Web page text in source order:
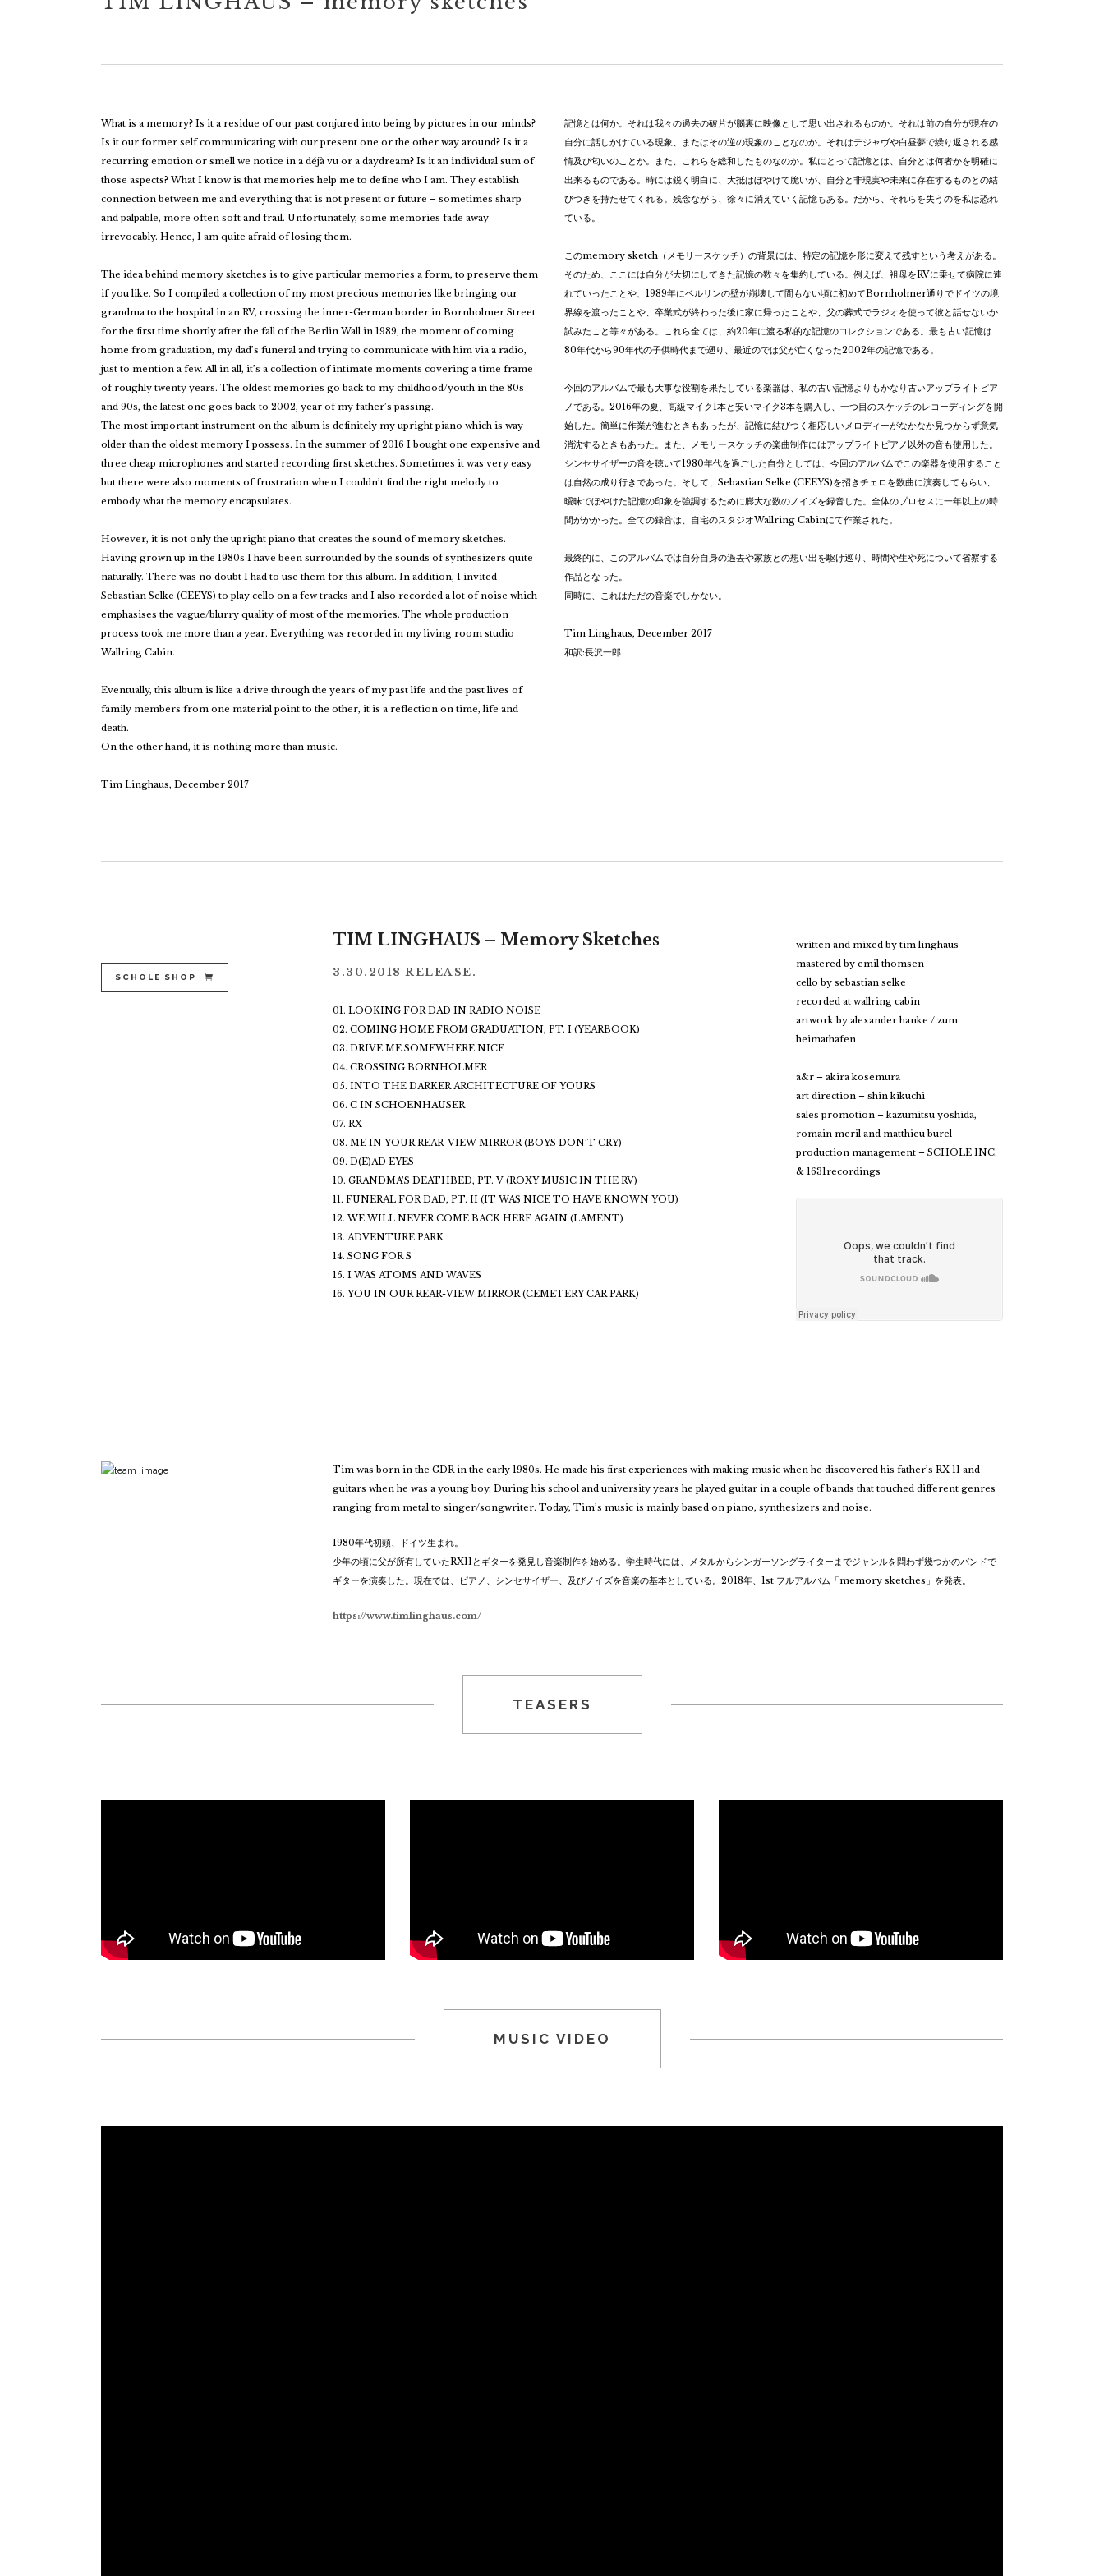
What is a memory? Is it a residue of our past conjured into being by pictures in our minds?
Is it our former self communicating with our present one or the other way around? Is it a
recurring emotion or smell we notice in a déjà vu or a daydream? Is it an individual sum of
those aspects? What I know is that memories help me to define who I am. They establish
connection between me and everything that is not present or future – sometimes sharp
and palpable, more often soft and frail. Unfortunately, some memories fade away
irrevocably. Hence, I am quite afraid of losing them.
The idea behind memory sketches is to give particular memories a form, to preserve them
if you like. So I compiled a collection of my most precious memories like bringing our
grandma to the hospital in an RV, crossing the inner-German border in Bornholmer Street
for the first time shortly after the fall of the Berlin Wall in 1989, the moment of coming
home from graduation, my dad’s funeral and trying to communicate with him via a radio,
just to mention a few. All in all, it’s a collection of intimate moments covering a time frame
of roughly twenty years. The oldest memories go back to my childhood/youth in the 80s
and 90s, the latest one goes back to 2002, year of my father’s passing.
The most important instrument on the album is definitely my upright piano which is way
older than the oldest memory I possess. In the summer of 2016 I bought one expensive and
three cheap microphones and started recording first sketches. Sometimes it was very easy
but there were also moments of frustration when I couldn’t find the right melody to
embody what the memory encapsulates.
However, it is not only the upright piano that creates the sound of memory sketches.
Having grown up in the 1980s I have been surrounded by the sounds of synthesizers quite
naturally. There was no doubt I had to use them for this album. In addition, I invited
Sebastian Selke (CEEYS) to play cello on a few tracks and I also recorded a lot of noise which
emphasises the vague/blurry quality of most of the memories. The whole production
process took me more than a year. Everything was recorded in my living room studio
Wallring Cabin.
Eventually, this album is like a drive through the years of my past life and the past lives of
family members from one material point to the other, it is a reflection on time, life and
death.
On the other hand, it is nothing more than music.
Tim Linghaus, December 2017
記憶とは何か。それは我々の過去の破片が脳裏に映像として思い出されるものか。それは前の自分が現在の
自分に話しかけている現象、またはその逆の現象のことなのか。それはデジャヴや白昼夢で繰り返される感
情及び匂いのことか。また、これらを総和したものなのか。私にとって記憶とは、自分とは何者かを明確に
出来るものである。時には鋭く明白に、大抵はぼやけて脆いが、自分と非現実や未来に存在するものとの結
びつきを持たせてくれる。残念ながら、徐々に消えていく記憶もある。だから、それらを失うのを私は恐れ
ている。
このmemory sketch（メモリースケッチ）の背景には、特定の記憶を形に変えて残すという考えがある。
そのため、ここには自分が大切にしてきた記憶の数々を集約している。例えば、祖母をRVに乗せて病院に連
れていったことや、1989年にベルリンの壁が崩壊して間もない頃に初めてBornholmer通りでドイツの境
界線を渡ったことや、卒業式が終わった後に家に帰ったことや、父の葬式でラジオを使って彼と話せないか
試みたこと等々がある。これら全ては、約20年に渡る私的な記憶のコレクションである。最も古い記憶は
80年代から90年代の子供時代まで遡り、最近のでは父が亡くなった2002年の記憶である。
今回のアルバムで最も大事な役割を果たしている楽器は、私の古い記憶よりもかなり古いアップライトピア
ノである。2016年の夏、高級マイク1本と安いマイク3本を購入し、一つ目のスケッチのレコーディングを開
始した。簡単に作業が進むときもあったが、記憶に結びつく相応しいメロディーがなかなか見つからず意気
消沈するときもあった。また、メモリースケッチの楽曲制作にはアップライトピアノ以外の音も使用した。
シンセサイザーの音を聴いて1980年代を過ごした自分としては、今回のアルバムでこの楽器を使用すること
は自然の成り行きであった。そして、Sebastian Selke (CEEYS)を招きチェロを数曲に演奏してもらい、
曖昧でぼやけた記憶の印象を強調するために膨大な数のノイズを録音した。全体のプロセスに一年以上の時
間がかかった。全ての録音は、自宅のスタジオWallring Cabinにて作業された。
最終的に、このアルバムでは自分自身の過去や家族との想い出を駆け巡り、時間や生や死について省察する
作品となった。
同時に、これはただの音楽でしかない。
Tim Linghaus, December 2017
和訳:長沢一郎
SCHOLE SHOP
TIM LINGHAUS – Memory Sketches
3.30.2018 RELEASE.
01. LOOKING FOR DAD IN RADIO NOISE
02. COMING HOME FROM GRADUATION, PT. I (YEARBOOK)
03. DRIVE ME SOMEWHERE NICE
04. CROSSING BORNHOLMER
05. INTO THE DARKER ARCHITECTURE OF YOURS
06. C IN SCHOENHAUSER
07. RX
08. ME IN YOUR REAR-VIEW MIRROR (BOYS DON’T CRY)
09. D(E)AD EYES
10. GRANDMA’S DEATHBED, PT. V (ROXY MUSIC IN THE RV)
11. FUNERAL FOR DAD, PT. II (IT WAS NICE TO HAVE KNOWN YOU)
12. WE WILL NEVER COME BACK HERE AGAIN (LAMENT)
13. ADVENTURE PARK
14. SONG FOR S
15. I WAS ATOMS AND WAVES
16. YOU IN OUR REAR-VIEW MIRROR (CEMETERY CAR PARK)
written and mixed by tim linghaus
mastered by emil thomsen
cello by sebastian selke
recorded at wallring cabin
artwork by alexander hanke / zum
heimathafen
a&r – akira kosemura
art direction – shin kikuchi
sales promotion – kazumitsu yoshida,
romain meril and matthieu burel
production management – SCHOLE INC.
& 1631recordings
Tim was born in the GDR in the early 1980s. He made his first experiences with making music when he discovered his father’s RX 11 and
guitars when he was a young boy. During his school and university years he played guitar in a couple of bands that touched different genres
ranging from metal to singer/songwriter. Today, Tim’s music is mainly based on piano, synthesizers and noise.
1980年代初頭、ドイツ生まれ。
少年の頃に父が所有していたRX11とギターを発見し音楽制作を始める。学生時代には、メタルからシンガーソングライターまでジャンルを問わず幾つかのバンドで
ギターを演奏した。現在では、ピアノ、シンセサイザー、及びノイズを音楽の基本としている。2018年、1st フルアルバム「memory sketches」を発表。
https://www.timlinghaus.com/
TEASERS
MUSIC VIDEO